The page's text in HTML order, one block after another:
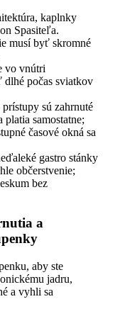
kaplnky
Spasiteľa.
musí byť skromné
vo vnútri
dlhé počas sviatkov
sú zahrnuté
platia samostatne;
časové okná sa
gastro stánky
občerstvenie;
bez
a
aby ste
jadru,
a vyhli sa